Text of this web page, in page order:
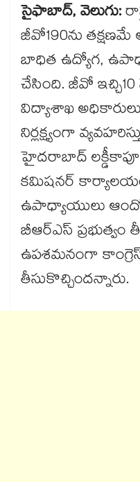
సైఫాబాద్, వెలుగు:
జీవో190ను
బాధిత ఉద్యోగ,
చేసింది. జీవో ఇచ్చి10
విద్యాశాఖ
నిర్లక్ష్యంగా
హైదరాబాద్
కమిషనర్
ఉపాధ్యాయులు
బీఆర్ఎస్ ప్రభుత్వం
ఉపశమనంగా కాంగ్రెస్
తీసుకొచ్చిందన్నారు.